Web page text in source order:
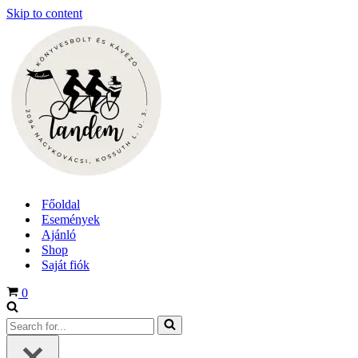
Skip to content
Főoldal
Események
Ajánló
Shop
Saját fiók
Cart
0
Search
for...